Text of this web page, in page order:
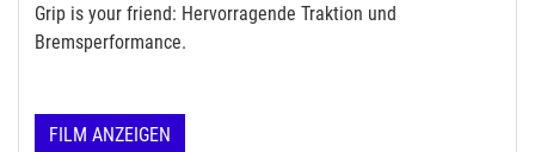
Grip is your friend: Hervorragende Traktion und
Bremsperformance.
FILM ANZEIGEN